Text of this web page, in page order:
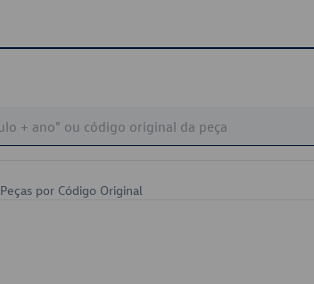
Peças por Código Original